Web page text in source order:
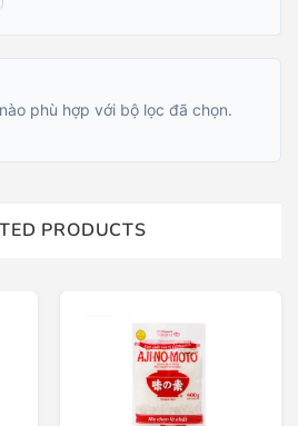
phù hợp với bộ lọc đã chọn.
PRODUCTS